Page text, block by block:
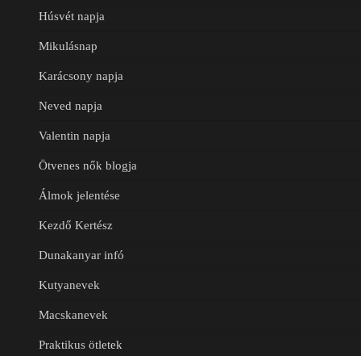
Húsvét napja
Mikulásnap
Karácsony napja
Neved napja
Valentin napja
Ötvenes nők blogja
Álmok jelentése
Kezdő Kertész
Dunakanyar infó
Kutyanevek
Macskanevek
Praktikus ötletek